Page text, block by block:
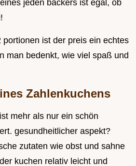
jeden bäckers ist egal, ob
portionen ist der preis ein echtes
man bedenkt, wie viel spaß und
Zahlenkuchens
mehr als nur ein schön
gesundheitlicher aspekt?
zutaten wie obst und sahne
kuchen relativ leicht und